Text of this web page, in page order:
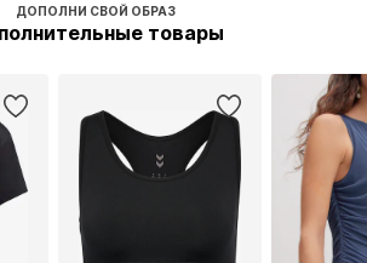
ДОПОЛНИ СВОЙ ОБРАЗ
товары